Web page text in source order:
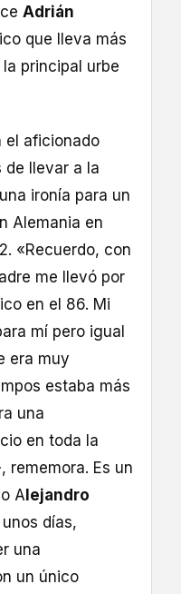
Adrián
que lleva más
principal urbe
el aficionado
de llevar a la
ironía para un
Alemania en
«Recuerdo, con
me llevó por
en el 86. Mi
mí pero igual
era muy
estaba más
una
en toda la
rememora. Es un
A lejandro
días,
una
un único